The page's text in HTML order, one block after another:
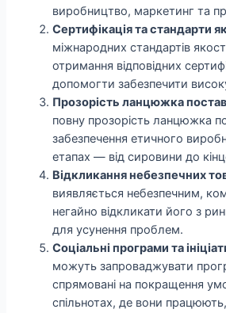
виробництво, маркетинг та
Сертифікація та стандарти
міжнародних стандартів
отримання відповідних
допомогти забезпечити
Прозорість ланцюжка
повну прозорість ланцюжка
забезпечення етичного
етапах — від сировини до
Відкликання небезпечних
виявляється небезпечним,
негайно відкликати його з
для усунення проблем.
Соціальні програми та
можуть запроваджувати
спрямовані на покращення
спільнотах, де вони